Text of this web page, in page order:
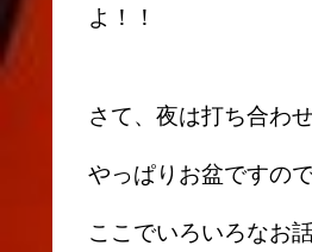
よ！！
さて、夜は打ち合わ
やっぱりお盆ですので
ここでいろいろなお